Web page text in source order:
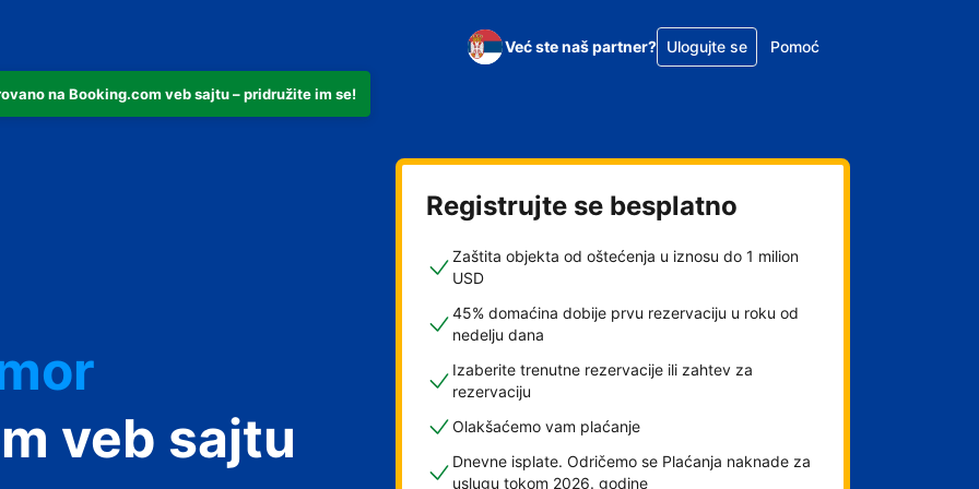
na Booking.com veb sajtu – pridružite im se!
Već ste naš partner? Ulogujte se Pomoć
veb sajtu
Registrujte se besplatno
Zaštita objekta od oštećenja u iznosu do 1 milion
USD
45% domaćina dobije prvu rezervaciju u roku od
nedelju dana
Izaberite trenutne rezervacije ili zahtev za
rezervaciju
Olakšaćemo vam plaćanje
Dnevne isplate. Odričemo se Plaćanja naknade za
uslugu tokom 2026. godine